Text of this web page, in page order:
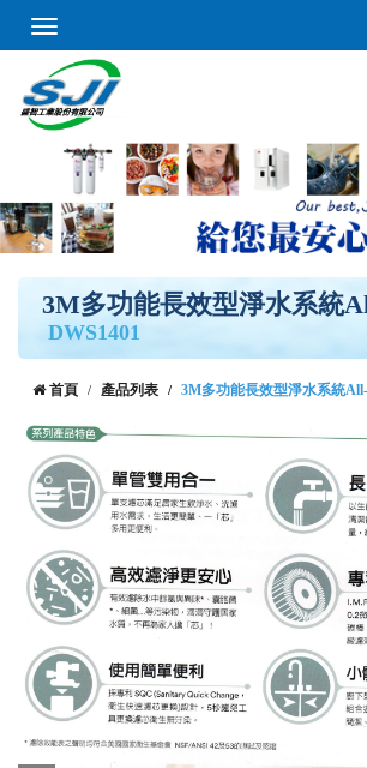
Toggle
navigation
3M多功能長效型淨水系統
DWS1401
首頁 產品列表 3M多功能長效型淨水系統All-